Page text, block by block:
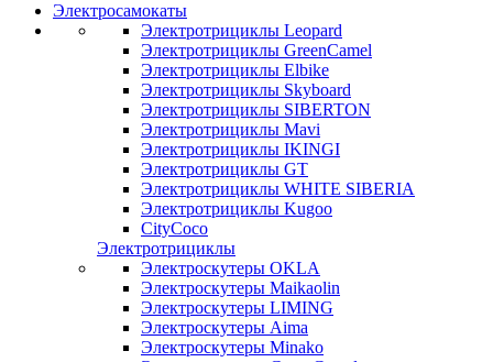
Электросамокаты
Электротрициклы Leopard
Электротрициклы GreenCamel
Электротрициклы Elbike
Электротрициклы Skyboard
Электротрициклы SIBERTON
Электротрициклы Mavi
Электротрициклы IKINGI
Электротрициклы GT
Электротрициклы WHITE SIBERIA
Электротрициклы Kugoo
CityCoco
Электротрициклы
Электроскутеры OKLA
Электроскутеры Maikaolin
Электроскутеры LIMING
Электроскутеры Aima
Электроскутеры Minako